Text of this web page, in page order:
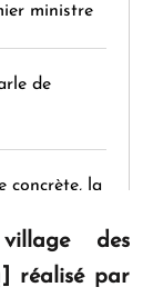
ministre
de
concrète, la
et d'avenir
des
] réalisé par